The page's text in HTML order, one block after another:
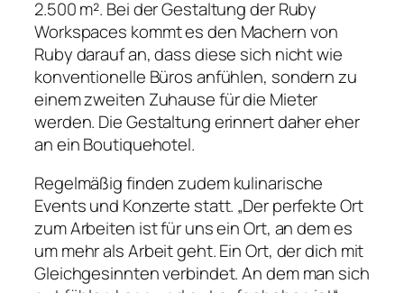
2.500 m². Bei der Gestaltung der Ruby
Workspaces kommt es den Machern von
Ruby darauf an, dass diese sich nicht wie
konventionelle Büros anfühlen, sondern zu
einem zweiten Zuhause für die Mieter
werden. Die Gestaltung erinnert daher eher
an ein Boutiquehotel.
Regelmäßig finden zudem kulinarische
Events und Konzerte statt. „Der perfekte Ort
zum Arbeiten ist für uns ein Ort, an dem es
um mehr als Arbeit geht. Ein Ort, der dich mit
Gleichgesinnten verbindet. An dem man sich